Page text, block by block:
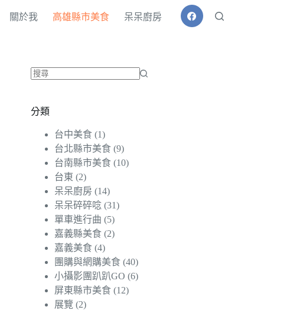
關於我 高雄縣市美食 呆呆廚房
到
分類
台中美食 (1)
台北縣市美食 (9)
台南縣市美食 (10)
台東 (2)
呆呆廚房 (14)
呆呆碎碎唸 (31)
單車進行曲 (5)
嘉義縣美食 (2)
嘉義美食 (4)
團購與網購美食 (40)
小攝影團趴趴GO (6)
屏東縣市美食 (12)
展覽 (2)